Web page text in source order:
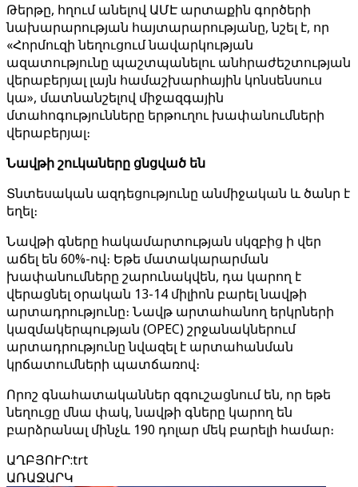
Թերթը, հղում անելով ԱՄԷ արտաքին գործերի
նախարարության հայտարարությանը, նշել է, որ
«Հորմուզի նեղուցում նավարկության
ազատությունը պաշտպանելու անհրաժեշտության
վերաբերյալ լայն համաշխարհային կոնսենսուս
կա», մատնանշելով միջազգային
մտահոգությունները երթուղու խափանումների
վերաբերյալ։
Նավթի շուկաները ցնցված են
Տնտեսական ազդեցությունը անմիջական և ծանր է
եղել։
Նավթի գները հակամարտության սկզբից ի վեր
աճել են 60%-ով։ Եթե մատակարարման
խափանումները շարունակվեն, դա կարող է
վերացնել օրական 13-14 միլիոն բարել նավթի
արտադրությունը։ Նավթ արտահանող երկրների
կազմակերպության (OPEC) շրջանակներում
արտադրությունը նվազել է արտահանման
կրճատումների պատճառով։
Որոշ գնահատականներ զգուշացնում են, որ եթե
նեղուցը մնա փակ, նավթի գները կարող են
բարձրանալ մինչև 190 դոլար մեկ բարելի համար։
ԱՂԲՅՈՒՐ:trt
ԱՌԱՋԱՐԿ